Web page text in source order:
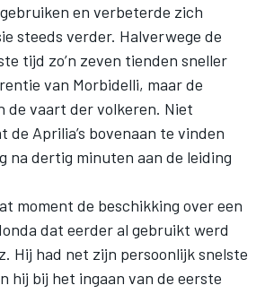
en verbeterde zich
steeds verder. Halverwege de
tijd zo’n zeven tienden sneller
van Morbidelli, maar de
de vaart der volkeren. Niet
de Aprilia’s bovenaan te vinden
na dertig minuten aan de leiding
moment de beschikking over een
dat eerder al gebruikt werd
Hij had net zijn persoonlijk snelste
hij bij het ingaan van de eerste